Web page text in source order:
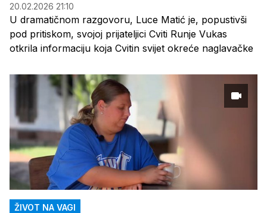
20.02.2026 21:10
U dramatičnom razgovoru, Luce Matić je, popustivši
pod pritiskom, svojoj prijateljici Cviti Runje Vukas
otkrila informaciju koja Cvitin svijet okreće naglavačke
ŽIVOT NA VAGI